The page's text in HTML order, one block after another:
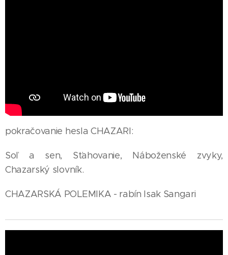
pokračovanie hesla CHAZARI:
Soľ a sen, Sťahovanie, Náboženské zvyky,
Chazarský slovník.
CHAZARSKÁ POLEMIKA - rabín Isak Sangari